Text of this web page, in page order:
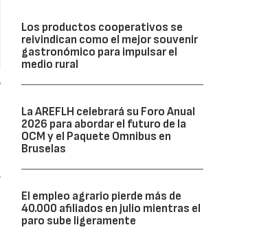
Los productos cooperativos se
reivindican como el mejor souvenir
gastronómico para impulsar el
medio rural
La AREFLH celebrará su Foro Anual
2026 para abordar el futuro de la
OCM y el Paquete Omnibus en
Bruselas
El empleo agrario pierde más de
40.000 afiliados en julio mientras el
paro sube ligeramente